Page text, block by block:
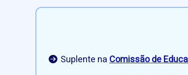
Suplente naComissão de